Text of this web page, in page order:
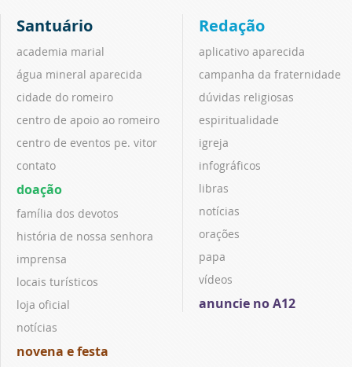
Santuário
academia marial
água mineral aparecida
cidade do romeiro
centro de apoio ao romeiro
centro de eventos pe. vitor
contato
doação
família dos devotos
história de nossa senhora
imprensa
locais turísticos
loja oficial
notícias
novena e festa
Redação
aplicativo aparecida
campanha da fraternidade
dúvidas religiosas
espiritualidade
igreja
infográficos
libras
notícias
orações
papa
vídeos
anuncie no A12